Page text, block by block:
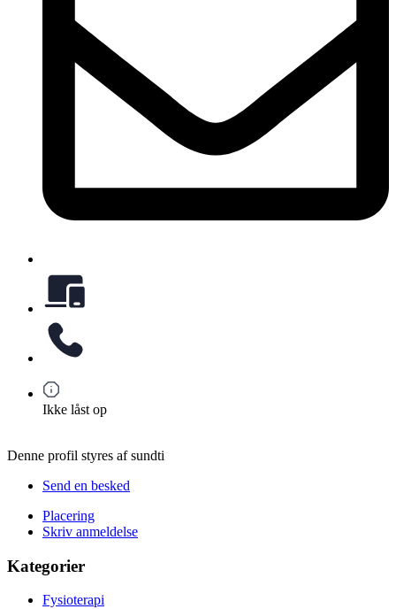
Ikke låst op
Denne profil styres af sundti
Send en besked
Placering
Skriv anmeldelse
Kategorier
Fysioterapi